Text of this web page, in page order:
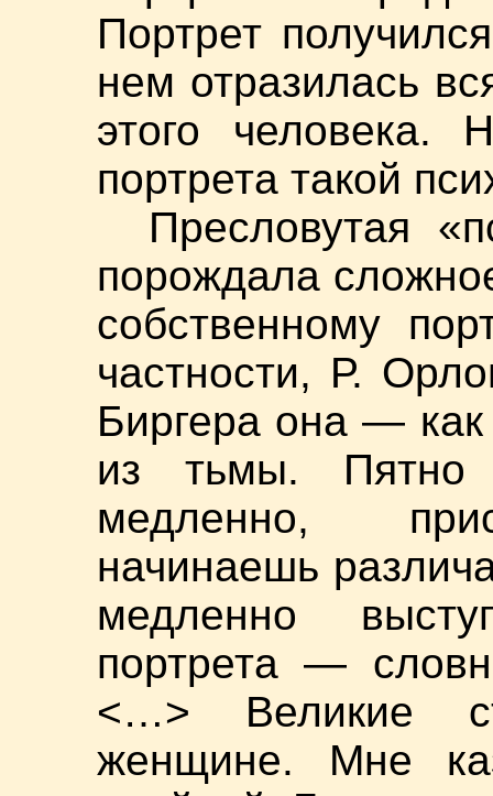
Портрет
нем отразилась
этого человека.
портрета такой
Пресловутая
порождала
собственному
частности, Р.
Биргера она —
из тьмы. Пятно
медленно,
начинаешь
медленно
портрета —
<…> Великие
женщине. Мне